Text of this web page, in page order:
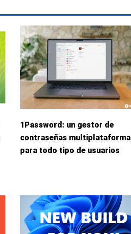
1Password: un gestor de
contraseñas multiplataforma
para todo tipo de usuarios